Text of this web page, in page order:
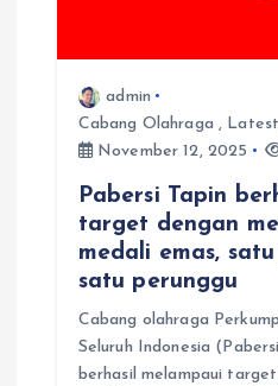
admin
Cabang Olahraga , Latest
November 12, 2025
Pabersi Tapin
target dengan
medali emas,
satu perunggu
Cabang olahraga
Seluruh Indonesia
berhasil melampaui